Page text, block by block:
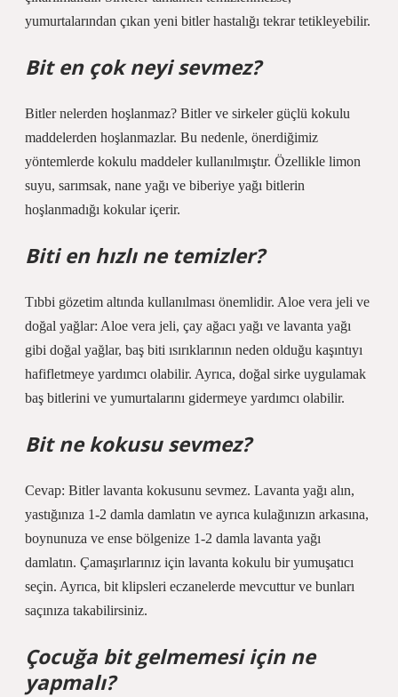
yumurtalarından çıkan yeni bitler hastalığı tekrar tetikleyebilir.
Bit en çok neyi sevmez?
Bitler nelerden hoşlanmaz? Bitler ve sirkeler güçlü kokulu
maddelerden hoşlanmazlar. Bu nedenle, önerdiğimiz
yöntemlerde kokulu maddeler kullanılmıştır. Özellikle limon
suyu, sarımsak, nane yağı ve biberiye yağı bitlerin
hoşlanmadığı kokular içerir.
Biti en hızlı ne temizler?
Tıbbi gözetim altında kullanılması önemlidir. Aloe vera jeli ve
doğal yağlar: Aloe vera jeli, çay ağacı yağı ve lavanta yağı
gibi doğal yağlar, baş biti ısırıklarının neden olduğu kaşıntıyı
hafifletmeye yardımcı olabilir. Ayrıca, doğal sirke uygulamak
baş bitlerini ve yumurtalarını gidermeye yardımcı olabilir.
Bit ne kokusu sevmez?
Cevap: Bitler lavanta kokusunu sevmez. Lavanta yağı alın,
yastığınıza 1-2 damla damlatın ve ayrıca kulağınızın arkasına,
boynunuza ve ense bölgenize 1-2 damla lavanta yağı
damlatın. Çamaşırlarınız için lavanta kokulu bir yumuşatıcı
seçin. Ayrıca, bit klipsleri eczanelerde mevcuttur ve bunları
saçınıza takabilirsiniz.
Çocuğa bit gelmemesi için ne
yapmalı?